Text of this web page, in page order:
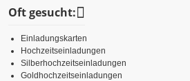
Oft gesucht:
Einladungskarten
Hochzeitseinladungen
Silberhochzeitseinladungen
Goldhochzeitseinladungen